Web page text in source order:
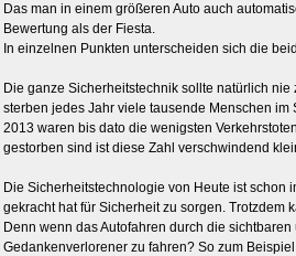
Das man in einem größeren Auto auch
Bewertung als der Fiesta.
In einzelnen Punkten unterscheiden sich die
Die ganze Sicherheitstechnik sollte natürlich
sterben jedes Jahr viele tausende Menschen
2013 waren bis dato die wenigsten
gestorben sind ist diese Zahl verschwindend
Die Sicherheitstechnologie von Heute ist schon
gekracht hat für Sicherheit zu sorgen. Trotzdem
Denn wenn das Autofahren durch die
Gedankenverlorener zu fahren? So zum